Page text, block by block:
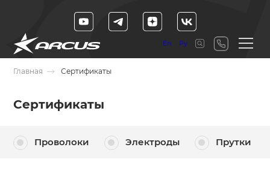
En Ру
Главная Сертификаты
Сертификаты
Проволоки Электроды Прутки